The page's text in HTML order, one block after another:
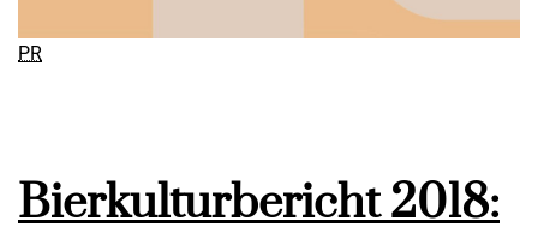
PR
Bierkulturbericht 2018: